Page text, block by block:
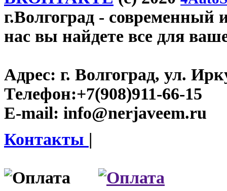
г.Волгоград - современный
нас вы найдете все для
Адрес: г. Волгоград, ул.
Телефон:+7(908)911-66-15
E-mail: info@nerjaveem.ru
Контакты |